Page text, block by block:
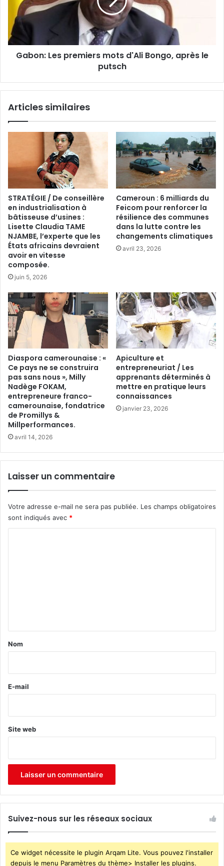
Gabon: Les premiers mots d'Ali Bongo, après le
putsch
Articles similaires
STRATÉGIE / De conseillère
en industrialisation à
bâtisseuse d’usines :
Lisette Claudia TAME
NJAMBE, l’experte que les
États africains devraient
avoir en vitesse
composée.
juin 5, 2026
Cameroun : 6 milliards du
Feicom pour renforcer la
résilience des communes
dans la lutte contre les
changements climatiques
avril 23, 2026
Diaspora camerounaise : «
Ce pays ne se construira
pas sans nous », Milly
Nadège FOKAM,
entrepreneure franco-
camerounaise, fondatrice
de Promillys &
Millperformances.
avril 14, 2026
Apiculture et
entrepreneuriat / Les
apprenants déterminés à
mettre en pratique leurs
connaissances
janvier 23, 2026
Laisser un commentaire
Votre adresse e-mail ne sera pas publiée. Les champs obligatoires
sont indiqués avec *
a
e
Nom
E-mail
Site web
Suivez-nous sur les réseaux sociaux
Ce widget nécessite le plugin Arqam Lite. Vous pouvez l'installer
depuis le menu Paramètres du thème> Installer les plugins.